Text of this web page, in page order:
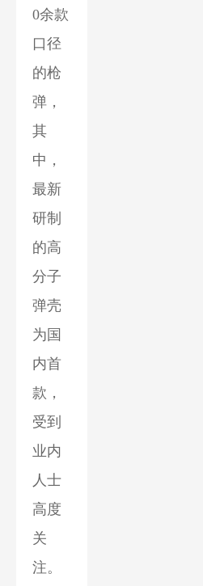
0余款
口径
的枪
弹，
其
中，
最新
研制
的高
分子
弹壳
为国
内首
款，
受到
业内
人士
高度
关
注。